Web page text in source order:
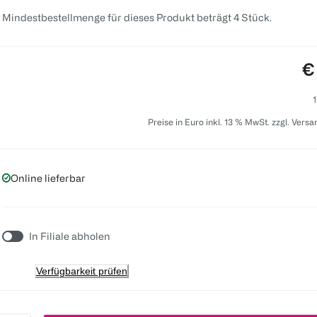
Mindestbestellmenge für dieses Produkt beträgt 4 Stück.
€
Preise in Euro inkl. 13 % MwSt. zzgl.
Online lieferbar
In Filiale abholen
Verfügbarkeit prüfen